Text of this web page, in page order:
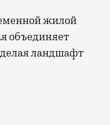
жилой
объединяет
ландшафт